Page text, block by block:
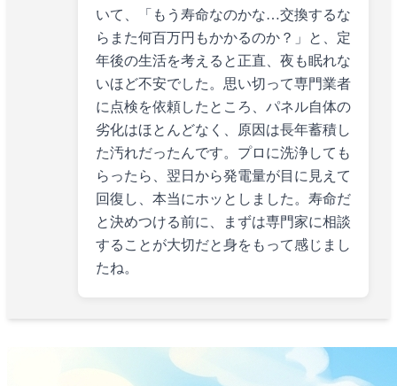
いて、「もう寿命なのかな…交換するな
らまた何百万円もかかるのか？」と、定
年後の生活を考えると正直、夜も眠れな
いほど不安でした。思い切って専門業者
に点検を依頼したところ、パネル自体の
劣化はほとんどなく、原因は長年蓄積し
た汚れだったんです。プロに洗浄しても
らったら、翌日から発電量が目に見えて
回復し、本当にホッとしました。寿命だ
と決めつける前に、まずは専門家に相談
することが大切だと身をもって感じまし
たね。